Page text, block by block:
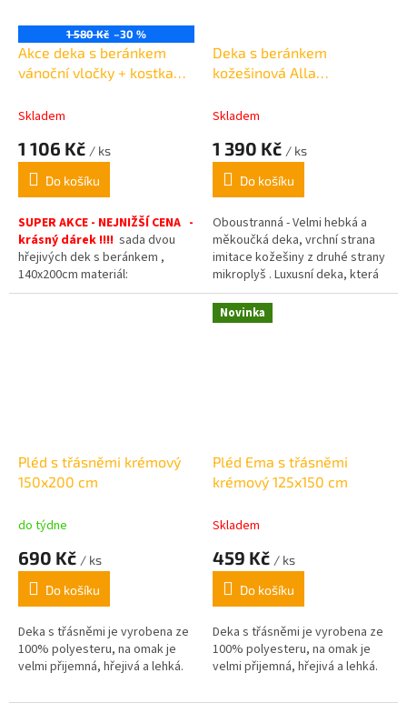
1 580 Kč –30 %
Akce deka s beránkem
vánoční vločky + kostka
Skladem
1 106 Kč / ks
Do košíku
SUPER AKCE - NEJNIŽŠÍ CENA -
krásný dárek !!!! sada dvou
hřejivých dek s beránkem ,
140x200cm materiál:
mikroflanel.:Gramáž, 450 g/m2.
Deka s beránkem
kožešinová Alla
220x240cm
Skladem
1 390 Kč / ks
Do košíku
Oboustranná - Velmi hebká a
měkoučká deka, vrchní strana
imitace kožešiny z druhé strany
mikroplyš . Luxusní deka, která
krásně zahřeje a zkrášlí Váš
domov. gramáž 870g/m2
Pléd s třásněmi krémový
150x200 cm
do týdne
690 Kč / ks
Do košíku
Deka s třásněmi je vyrobena ze
100% polyesteru, na omak je
velmi přijemná, hřejivá a lehká.
Novinka
Pléd Ema s třásněmi
krémový 125x150 cm
Skladem
459 Kč / ks
Do košíku
Deka s třásněmi je vyrobena ze
100% polyesteru, na omak je
velmi přijemná, hřejivá a lehká.